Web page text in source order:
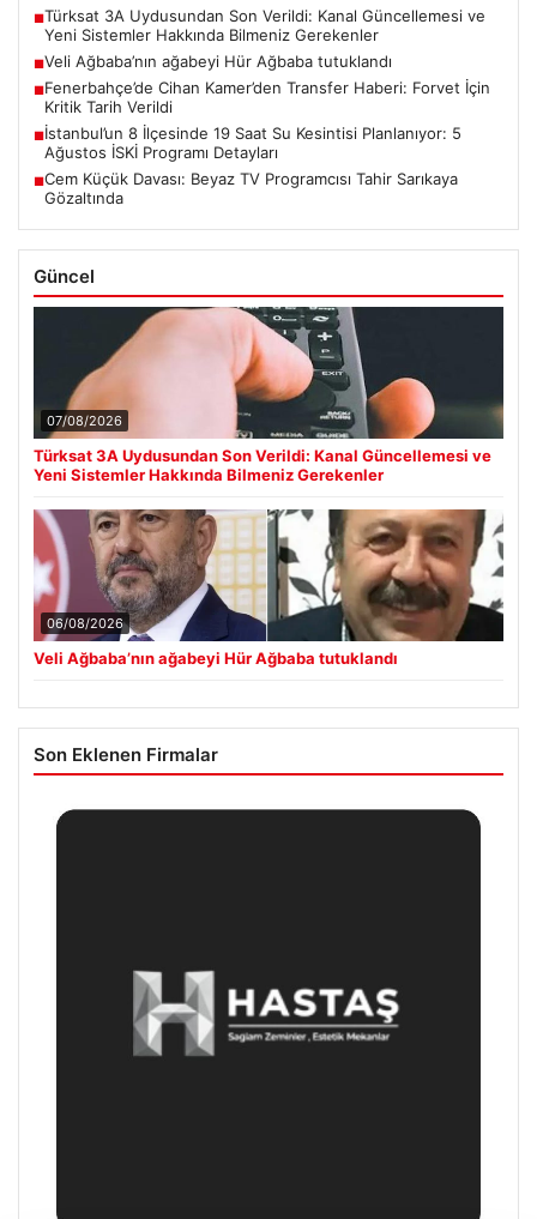
■Türksat 3A Uydusundan Son Verildi: Kanal Güncellemesi ve
Yeni Sistemler Hakkında Bilmeniz Gerekenler
■Veli Ağbaba’nın ağabeyi Hür Ağbaba tutuklandı
■Fenerbahçe’de Cihan Kamer’den Transfer Haberi: Forvet İçin
Kritik Tarih Verildi
■İstanbul’un 8 İlçesinde 19 Saat Su Kesintisi Planlanıyor: 5
Ağustos İSKİ Programı Detayları
■Cem Küçük Davası: Beyaz TV Programcısı Tahir Sarıkaya
Gözaltında
Güncel
07/08/2026
Türksat 3A Uydusundan Son Verildi: Kanal Güncellemesi ve
Yeni Sistemler Hakkında Bilmeniz Gerekenler
06/08/2026
Veli Ağbaba’nın ağabeyi Hür Ağbaba tutuklandı
Son Eklenen Firmalar